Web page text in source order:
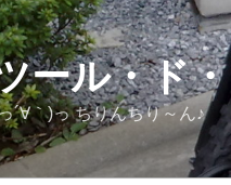
ール・ド
´∀｀)っ ちりんちり～ん♪